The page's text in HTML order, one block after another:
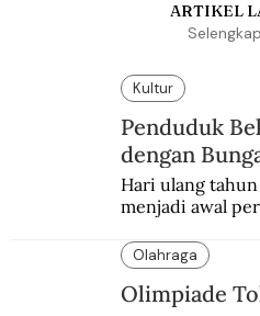
ARTIKEL
Kultur
Penduduk
dengan
Hari ulang
menjadi awal
anyelir favorit
simbol
Olahraga
Olimpiade